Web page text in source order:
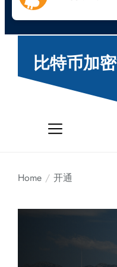
比特币加
Home 开通